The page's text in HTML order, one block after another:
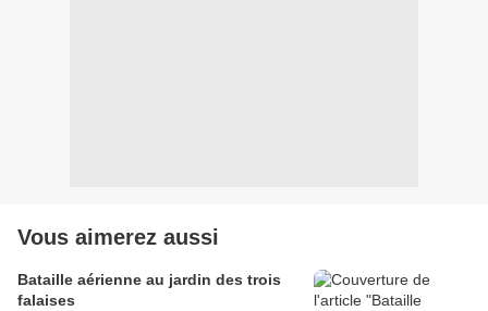
Vous aimerez aussi
Bataille aérienne au jardin des trois
falaises